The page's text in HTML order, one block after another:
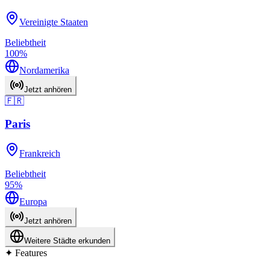
Vereinigte Staaten
Beliebtheit
100%
Nordamerika
Jetzt anhören
🇫🇷
Paris
Frankreich
Beliebtheit
95%
Europa
Jetzt anhören
Weitere Städte erkunden
✦ Features